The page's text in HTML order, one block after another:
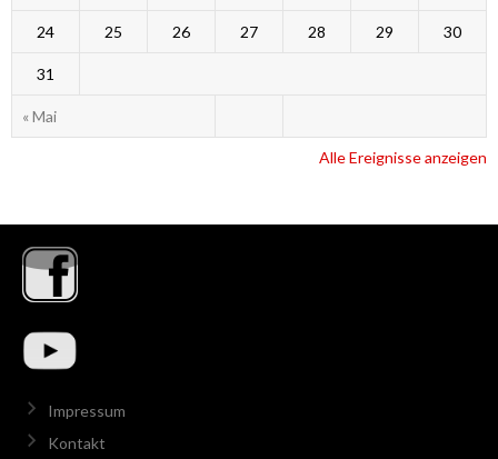
« Mai
24 25 26 27 28 29 30
31
Alle Ereignisse anzeigen
Impressum
Kontakt